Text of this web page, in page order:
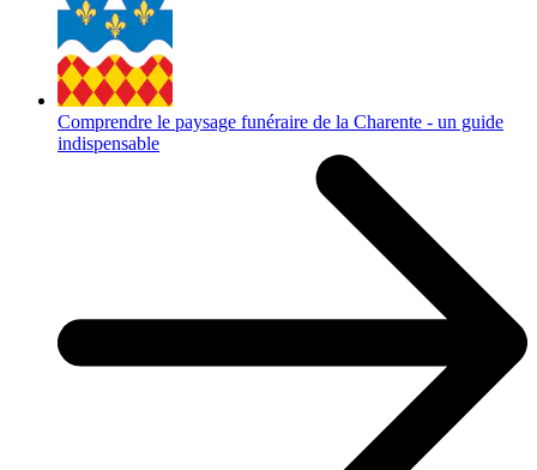
Comprendre le paysage funéraire de la Charente - un guide
indispensable